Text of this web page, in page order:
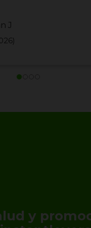
J
y